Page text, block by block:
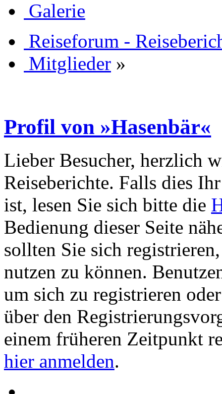
Galerie
Reiseforum -
Mitglieder »
Profil von »Hasenbär«
Lieber Besucher, herzlich
Reiseberichte. Falls dies
ist, lesen Sie sich bitte die
Bedienung dieser Seite
sollten Sie sich
nutzen zu können.
um sich zu registrieren
über den
einem früheren Zeitpunkt
hier anmelden.